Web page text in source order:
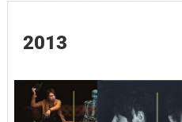
2013